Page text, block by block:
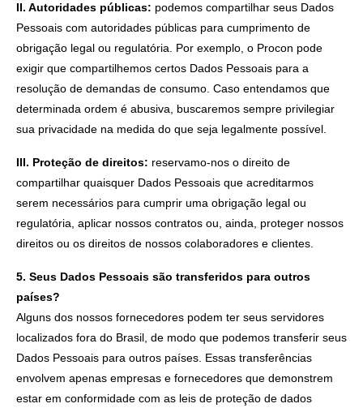
II. Autoridades públicas: podemos compartilhar seus Dados
Pessoais com autoridades públicas para cumprimento de
obrigação legal ou regulatória. Por exemplo, o Procon pode
exigir que compartilhemos certos Dados Pessoais para a
resolução de demandas de consumo. Caso entendamos que
determinada ordem é abusiva, buscaremos sempre privilegiar
sua privacidade na medida do que seja legalmente possível.
III. Proteção de direitos: reservamo-nos o direito de
compartilhar quaisquer Dados Pessoais que acreditarmos
serem necessários para cumprir uma obrigação legal ou
regulatória, aplicar nossos contratos ou, ainda, proteger nossos
direitos ou os direitos de nossos colaboradores e clientes.
5. Seus Dados Pessoais são transferidos para outros
países?
Alguns dos nossos fornecedores podem ter seus servidores
localizados fora do Brasil, de modo que podemos transferir seus
Dados Pessoais para outros países. Essas transferências
envolvem apenas empresas e fornecedores que demonstrem
estar em conformidade com as leis de proteção de dados